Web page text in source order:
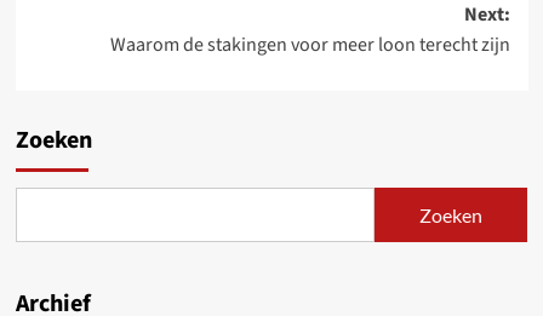
Next:
Waarom de stakingen voor meer loon terecht zijn
Zoeken
Zoeken
Archief